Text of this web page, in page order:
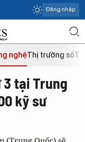
Đăng nhập
nghệThị trường số
3 tại Trung
kỹ sư